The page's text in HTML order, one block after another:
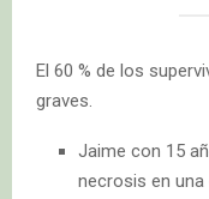
El 60 % de los
graves.
Jaime con 15
necrosis en